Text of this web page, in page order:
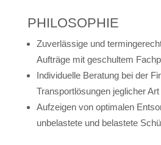
PHILOSOPHIE
Zuverlässige und
Aufträge mit geschultem
Individuelle Beratung bei der
Transportlösungen jeglicher Art
Aufzeigen von optimalen
unbelastete und belastete